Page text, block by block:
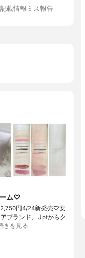
記載情報ミス報告
ム♡
2,750円4/24新発売♡安
ブランド、Uptからク
きを見る